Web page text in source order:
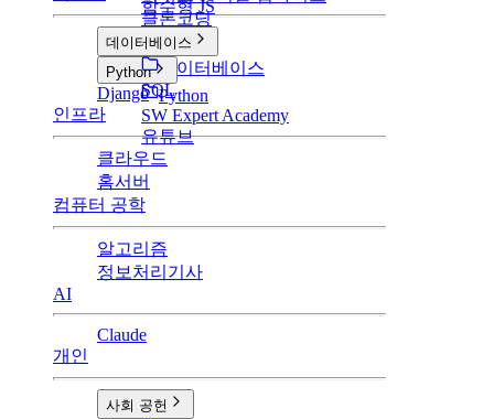
함수형 JS
클론코딩
데이터베이스
데이터베이스
SQL
Python
Python
SW Expert Academy
유튜브
Django
인프라
클라우드
홈서버
컴퓨터 공학
알고리즘
정보처리기사
AI
Claude
개인
사회 공헌